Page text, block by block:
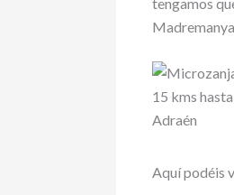
Madremanya.
Aquí podéis